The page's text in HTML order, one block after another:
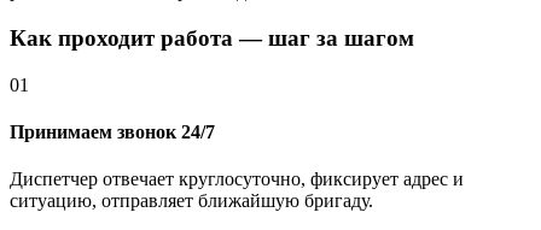
Как проходит работа — шаг за шагом
01
Принимаем звонок 24/7
Диспетчер отвечает круглосуточно, фиксирует адрес и
ситуацию, отправляет ближайшую бригаду.